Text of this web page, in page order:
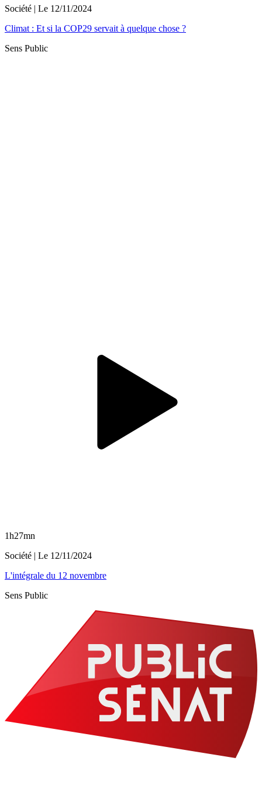
Société | Le 12/11/2024
Climat : Et si la COP29 servait à quelque chose ?
Sens Public
1h27mn
Société | Le 12/11/2024
L'intégrale du 12 novembre
Sens Public